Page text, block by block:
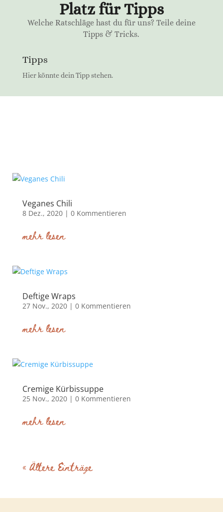
Platz für Tipps
Welche Ratschläge hast du für uns? Teile deine
Tipps & Tricks.
Tipps
Hier könnte dein Tipp stehen.
Veganes Chili
8 Dez., 2020| 0 Kommentieren
mehr lesen
Deftige Wraps
27 Nov., 2020| 0 Kommentieren
mehr lesen
Cremige Kürbissuppe
25 Nov., 2020| 0 Kommentieren
mehr lesen
« Ältere Einträge